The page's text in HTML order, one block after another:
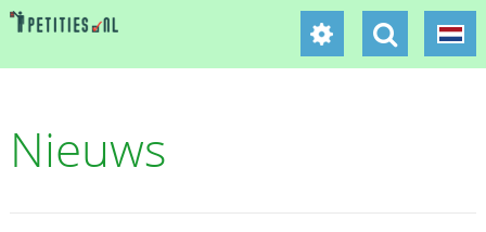
Nieuws